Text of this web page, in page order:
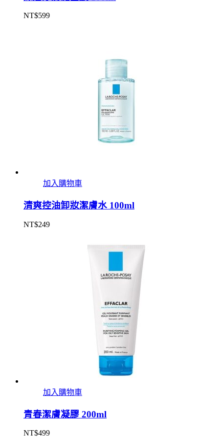
NT$599
加入購物車
清爽控油卸妝潔膚水 100ml
NT$249
加入購物車
青春潔膚凝膠 200ml
NT$499